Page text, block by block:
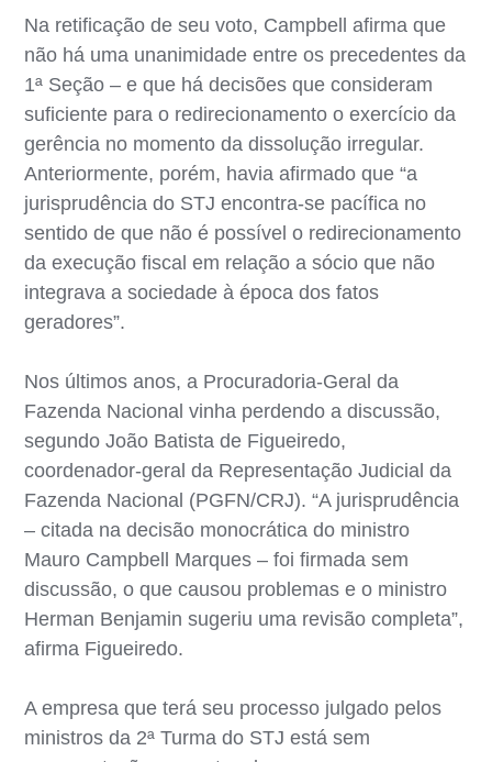
Na retificação de seu voto, Campbell afirma que
não há uma unanimidade entre os precedentes da
1ª Seção – e que há decisões que consideram
suficiente para o redirecionamento o exercício da
gerência no momento da dissolução irregular.
Anteriormente, porém, havia afirmado que “a
jurisprudência do STJ encontra-se pacífica no
sentido de que não é possível o redirecionamento
da execução fiscal em relação a sócio que não
integrava a sociedade à época dos fatos
geradores”.
Nos últimos anos, a Procuradoria-Geral da
Fazenda Nacional vinha perdendo a discussão,
segundo João Batista de Figueiredo,
coordenador-geral da Representação Judicial da
Fazenda Nacional (PGFN/CRJ). “A jurisprudência
– citada na decisão monocrática do ministro
Mauro Campbell Marques – foi firmada sem
discussão, o que causou problemas e o ministro
Herman Benjamin sugeriu uma revisão completa”,
afirma Figueiredo.
A empresa que terá seu processo julgado pelos
ministros da 2ª Turma do STJ está sem